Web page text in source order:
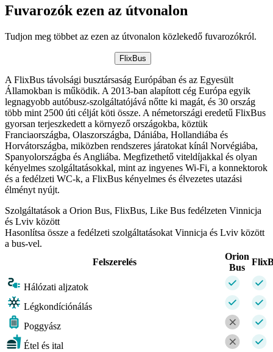
Fuvarozók ezen az útvonalon
Tudjon meg többet az ezen az útvonalon közlekedő fuvarozókról.
FlixBus
A FlixBus távolsági busztársaság Európában és az Egyesült
Államokban is működik. A 2013-ban alapított cég Európa egyik
legnagyobb autóbusz-szolgáltatójává nőtte ki magát, és 30 ország
több mint 2500 úti célját köti össze. A németországi eredetű FlixBus
gyorsan terjeszkedett a környező országokba, köztük
Franciaországba, Olaszországba, Dániába, Hollandiába és
Horvátországba, miközben rendszeres járatokat kínál Norvégiába,
Spanyolországba és Angliába. Megfizethető viteldíjakkal és olyan
kényelmes szolgáltatásokkal, mint az ingyenes Wi-Fi, a konnektorok
és a fedélzeti WC-k, a FlixBus kényelmes és élvezetes utazási
élményt nyújt.
Szolgáltatások a Orion Bus, FlixBus, Like Bus fedélzeten Vinnicja
és Lviv között
Hasonlítsa össze a fedélzeti szolgáltatásokat Vinnicja és Lviv között
a bus-vel.
Felszerelés
Orion
Bus
Hálózati aljzatok
Légkondíciónálás
Poggyász
Étel és ital